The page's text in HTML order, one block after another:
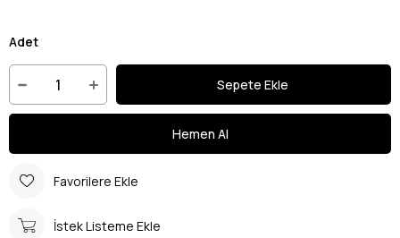
Adet
Favorilere Ekle
İstek Listeme Ekle